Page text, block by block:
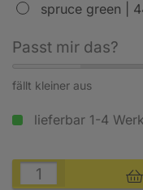
spruce green |
Passt mir das?
fällt kleiner aus
lieferbar 1-4